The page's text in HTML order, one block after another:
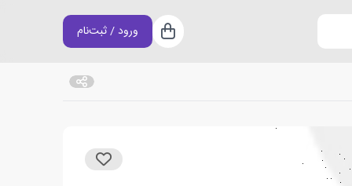
سبد خرید
ورود / ثبت‌نام